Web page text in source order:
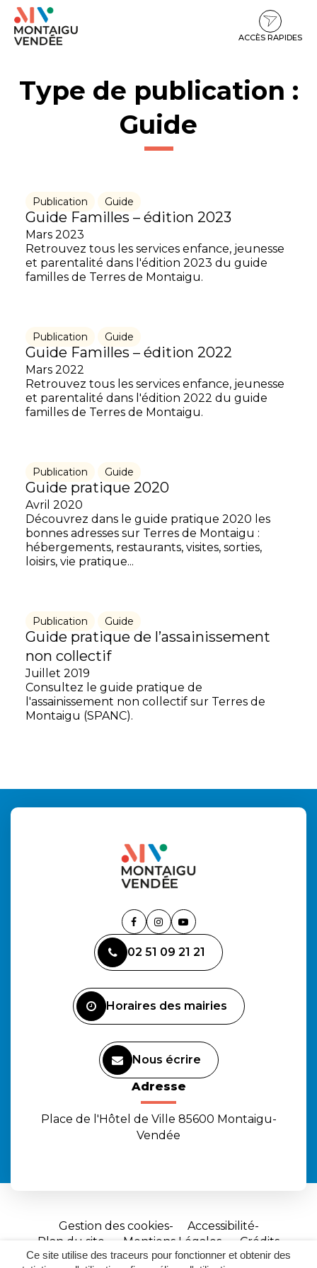
Gestion des traceurs
Ce site utilise des traceurs pour fonctionner et obtenir des
Aller
Aller
contenu
Aller
pied
ACCÈS RAPIDES
Type de publication :
Guide
Publication Guide
Guide Familles – édition 2023
Mars 2023
Retrouvez tous les services enfance, jeunesse
et parentalité dans l'édition 2023 du guide
familles de Terres de Montaigu.
Publication Guide
Guide Familles – édition 2022
Mars 2022
Retrouvez tous les services enfance, jeunesse
et parentalité dans l'édition 2022 du guide
familles de Terres de Montaigu.
Publication Guide
Guide pratique 2020
Avril 2020
Découvrez dans le guide pratique 2020 les
bonnes adresses sur Terres de Montaigu :
hébergements, restaurants, visites, sorties,
loisirs, vie pratique...
Publication Guide
Guide pratique de l’assainissement
non collectif
Juillet 2019
Consultez le guide pratique de
l'assainissement non collectif sur Terres de
Montaigu (SPANC).
Lien
le
compte
Lien
le
compte
Lien
la
chaîne
02 51 09 21 21
Horaires des mairies
Nous écrire
Adresse
Place de l'Hôtel de Ville 85600 Montaigu-
Vendée
Gestion des cookies
Accessibilité
Plan du site
Mentions Légales
Crédits